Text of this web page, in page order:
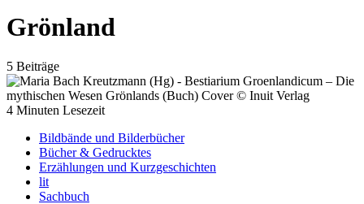
Grönland
5 Beiträge
4 Minuten Lesezeit
Bildbände und Bilderbücher
Bücher & Gedrucktes
Erzählungen und Kurzgeschichten
lit
Sachbuch